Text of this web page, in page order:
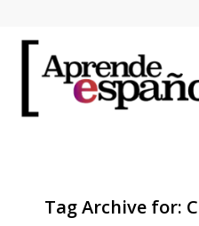
Tag Archive for: